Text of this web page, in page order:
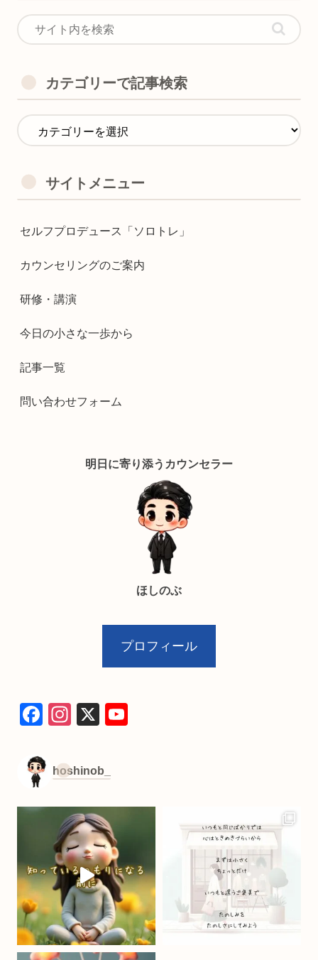
カテゴリーで記事検索
サイトメニュー
セルフプロデュース「ソロトレ」
カウンセリングのご案内
研修・講演
今日の小さな一歩から
記事一覧
問い合わせフォーム
明日に寄り添うカウンセラー
ほしのぶ
プロフィール
F
c
e
b
o
k
In
a
gr
a
m
X
u
C
h
a
n
hoshinob_